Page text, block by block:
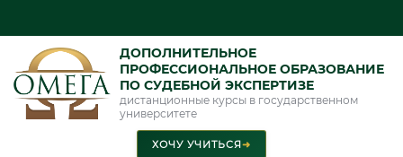
ДОПОЛНИТЕЛЬНОЕ
ПРОФЕССИОНАЛЬНОЕ ОБРАЗОВАНИЕ
ПО СУДЕБНОЙ ЭКСПЕРТИЗЕ
дистанционные курсы в государственном
университете
ХОЧУ УЧИТЬСЯ➜